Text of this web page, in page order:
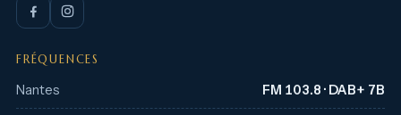
FRÉQUENCES
Nantes FM 103.8 · DAB+ 7B